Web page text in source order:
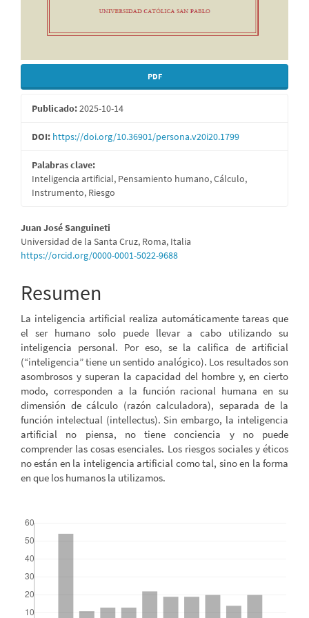
PDF
Publicado:2025-10-14
DOI: https://doi.org/10.36901/persona.v20i20.1799
Palabras clave:
Inteligencia artificial, Pensamiento humano, Cálculo,
Instrumento, Riesgo
Contenido
principal
artículo
Juan José Sanguineti
Universidad de la Santa Cruz, Roma, Italia
https://orcid.org/0000-0001-5022-9688
Resumen
La inteligencia artificial realiza automáticamente tareas que
el ser humano solo puede llevar a cabo utilizando su
inteligencia personal. Por eso, se la califica de artificial
(“inteligencia” tiene un sentido analógico). Los resultados son
asombrosos y superan la capacidad del hombre y, en cierto
modo, corresponden a la función racional humana en su
dimensión de cálculo (razón calculadora), separada de la
función intelectual (intellectus). Sin embargo, la inteligencia
artificial no piensa, no tiene conciencia y no puede
comprender las cosas esenciales. Los riesgos sociales y éticos
no están en la inteligencia artificial como tal, sino en la forma
en que los humanos la utilizamos.